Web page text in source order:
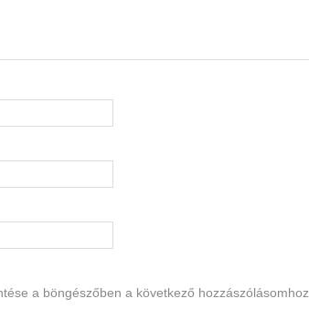
a böngészőben a következő hozzászólásomhoz.